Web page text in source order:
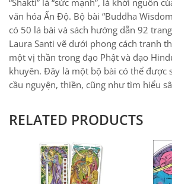
“Shakti” là “sức mạnh”, là khởi nguồn
văn hóa Ấn Độ. Bộ bài “Buddha
có 50 lá bài và sách hướng dẫn 92
Laura Santi vẽ dưới phong cách tranh
một vị thần trong đạo Phật và đạo
khuyên. Đây là một bộ bài có thể được
cầu nguyện, thiền, cũng như tìm hiểu
RELATED PRODUCTS